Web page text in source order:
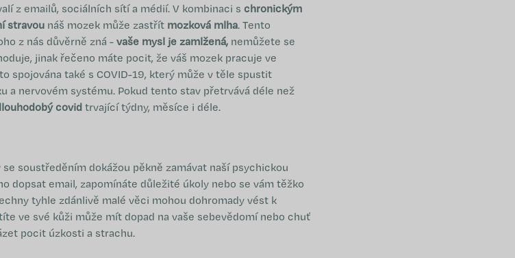
z emailů, sociálních sítí a médií. V kombinaci s chronickým
stravou náš mozek může zastřít mozková mlha. Tento
z nás důvěrně zná -vaše mysl je zamlžená, nemůžete se
jinak řečeno máte pocit, že váš mozek pracuje ve
spojována také s COVID-19, který může v těle spustit
a nervovém systému. Pokud tento stav přetrvává déle než
covidtrvající týdny, měsíce i déle.
soustředěním dokážou pěkně zamávat naší psychickou
dopsat email, zapomínáte důležité úkoly nebo se vám těžko
tyhle zdánlivě malé věci mohou dohromady vést k
ve své kůži může mít dopad na vaše sebevědomí nebo chuť
pocit úzkosti a strachu.